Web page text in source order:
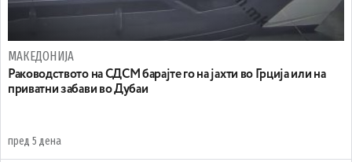
МАКЕДОНИЈА
Раководството на СДСМ барајте го на јахти во Грција или на
приватни забави во Дубаи
пред 5 дена